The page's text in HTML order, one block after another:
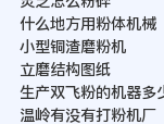
什么地方用粉体机械
小型铜渣磨粉机
立磨结构图纸
生产双飞粉的机器多
温岭有没有打粉机厂